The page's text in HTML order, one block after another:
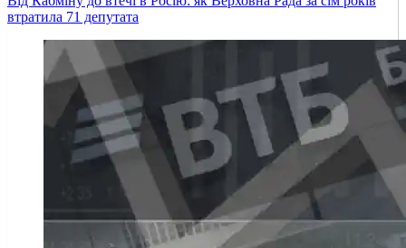
втратила 71 депутата